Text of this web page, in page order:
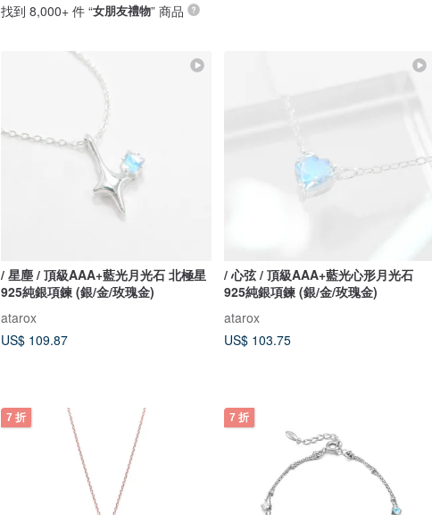
找到 8,000+ 件 “女朋友禮物” 商品
/ 星塵 / 頂級AAA+藍光月光石 北極星
925純銀項鍊 (銀/金/玫瑰金)
atarox
US$ 109.87
/ 心弦 / 頂級AAA+藍光心形月光石
925純銀項鍊 (銀/金/玫瑰金)
atarox
US$ 103.75
7 折 7 折